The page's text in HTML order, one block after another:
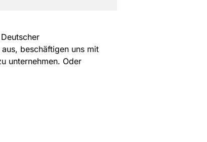
beschäftigen uns mit
unternehmen. Oder